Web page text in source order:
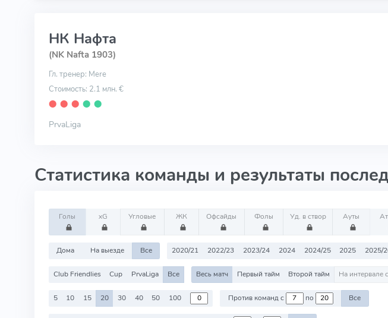
НК Нафта
(NK Nafta 1903)
Гл. тренер: Mere
Стоимость: 2.1 млн. €
⬤ ⬤ ⬤ ⬤ ⬤
PrvaLiga
Статистика команды и результаты
Голы xG Угловые ЖК Офсайды Фолы Уд. в створ Ауты
Дома На выезде Все 2020/21 2022/23 2023/24 2024 2024/25 2025 2025/
Club Friendlies Cup PrvaLiga Все Весь матч Первый тайм Второй тайм На интервале с
5 10 15 20 30 40 50 100 Против команд с по Все